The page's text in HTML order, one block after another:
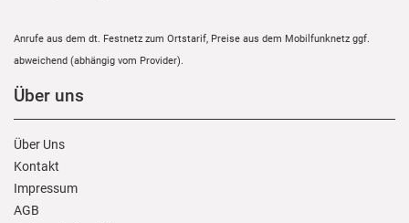
Anrufe aus dem dt. Festnetz zum Ortstarif, Preise aus dem Mobilfunknetz ggf.
abweichend (abhängig vom Provider).
Über uns
Über Uns
Kontakt
Impressum
AGB